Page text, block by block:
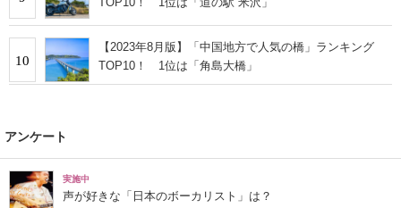
10
【2023年8月版】「中国地方で人気の橋」ランキング
TOP10！ 1位は「角島大橋」
アンケート
実施中
声が好きな「日本のボーカリスト」は？